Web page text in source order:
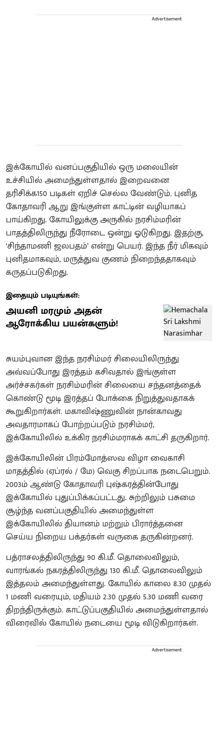
Advertisement
இக்கோயில் வனப்பகுதியில் ஒரு மலையின்
உச்சியில் அமைந்துள்ளதால் இறைவனை
தரிசிக்க150 படிகள் ஏறிச் செல்ல வேண்டும். புனித
கோதாவரி ஆறு இங்குள்ள காட்டின் வழியாகப்
பாய்கிறது. கோயிலுக்கு அருகில் நரசிம்மரின்
பாதத்திலிருந்து நீரோடை ஒன்று ஓடுகிறது. இதற்கு,
‘சிந்தாமணி ஜலபதம்’ என்று பெயர். இந்த நீர் மிகவும்
புனிதமாகவும், மருத்துவ குணம் நிறைந்ததாகவும்
கருதப்படுகிறது.
இதையும் படியுங்கள்:
அயனி மரமும் அதன்
ஆரோக்கிய பயன்களும்!
சுயம்புவான இந்த நரசிம்மர் சிலையிலிருந்து
அவ்வப்போது இரத்தம் கசிவதால் இங்குள்ள
அர்ச்சகர்கள் நரசிம்மரின் சிலையை சந்தனத்தைக்
கொண்டு மூடி இரத்தப் போக்கை நிறுத்துவதாகக்
கூறுகிறார்கள். மகாவிஷ்ணுவின் நான்காவது
அவதாரமாகப் போற்றப்படும் நரசிம்மர்,
இக்கோயிலில் உக்கிர நரசிம்மராகக் காட்சி தருகிறார்.
இக்கோயிலின் பிரம்மோத்ஸவ விழா வைகாசி
மாதத்தில் (ஏப்ரல் / மே) வெகு சிறப்பாக நடைபெறும்.
2003ம் ஆண்டு கோதாவரி புஷ்கரத்தின்போது
இக்கோயில் புதுப்பிக்கப்பட்டது. சுற்றிலும் பசுமை
சூழ்ந்த வனப்பகுதியில் அமைந்துள்ள
இக்கோயிலில் தியானம் மற்றும் பிரார்த்தனை
செய்ய நிறைய பக்தர்கள் வருகை தருகின்றனர்.
பத்ராசலத்திலிருந்து 90 கி.மீ. தொலைவிலும்,
வாரங்கல் நகரத்திலிருந்து 130 கி.மீ. தொலைவிலும்
இத்தலம் அமைந்துள்ளது. கோயில் காலை 8.30 முதல்
1 மணி வரையும், மதியம் 2.30 முதல் 5.30 மணி வரை
திறந்திருக்கும். காட்டுப்பகுதியில் அமைந்துள்ளதால்
விரைவில் கோயில் நடையை மூடி விடுகிறார்கள்.
Advertisement